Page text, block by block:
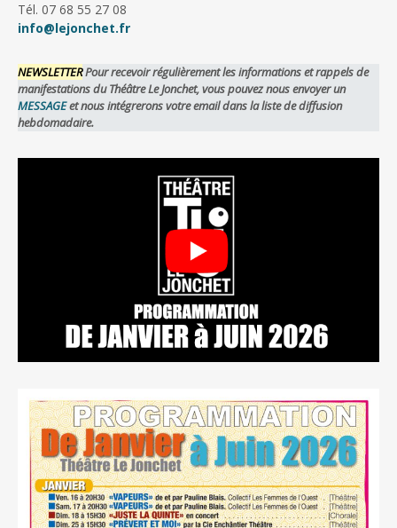
Tél. 07 68 55 27 08
info@lejonchet.fr
NEWSLETTERPour recevoir régulièrement les informations et rappels de
manifestations du Théâtre Le Jonchet, vous pouvez nous envoyer un
MESSAGEet nous intégrerons votre email dans la liste de diffusion
hebdomadaire.